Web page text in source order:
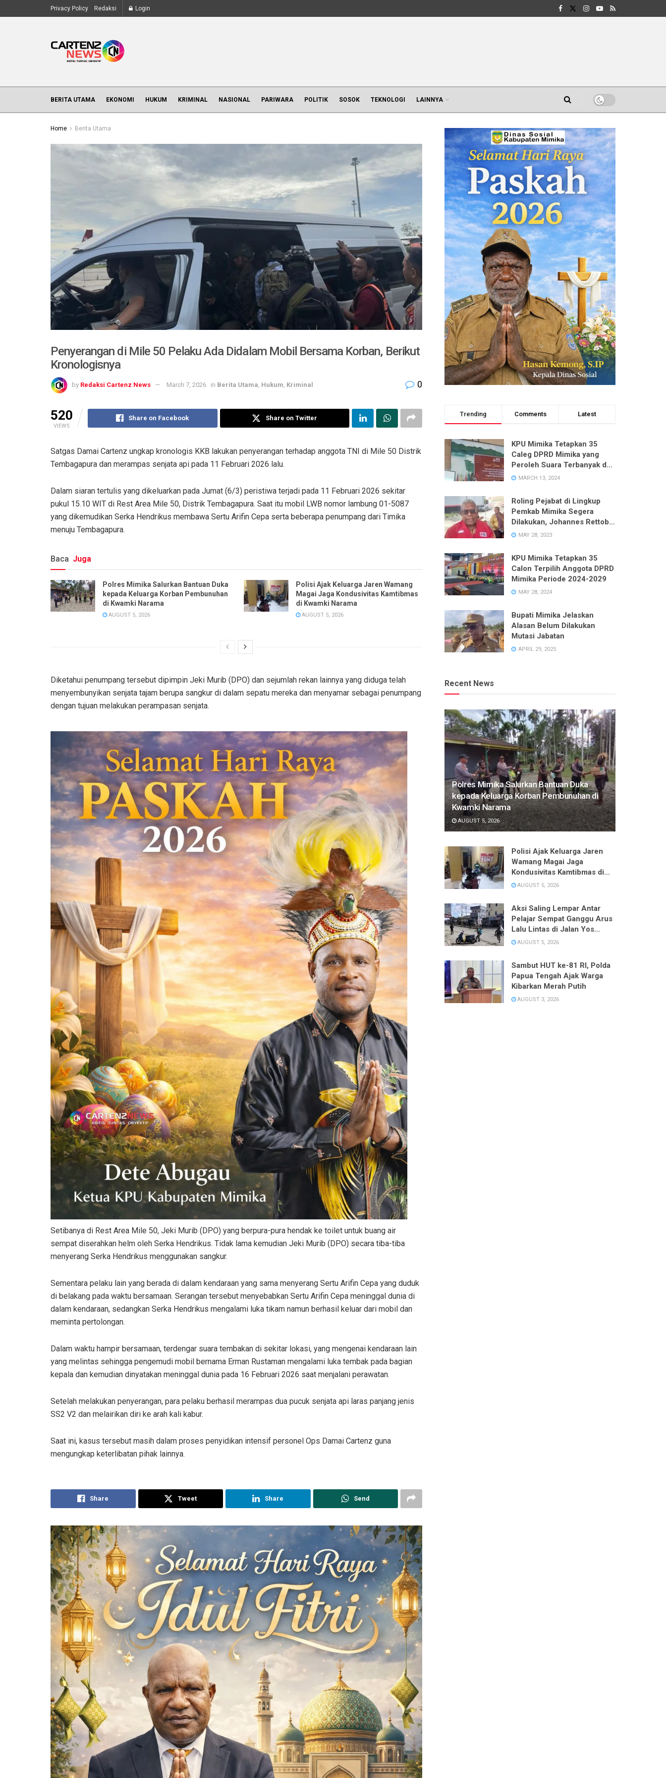
Privacy Policy Redaksi Login
BERITA UTAMA EKONOMI HUKUM KRIMINAL NASIONAL PARIWARA POLITIK SOSOK TEKNOLOGI LAINNYA
Home Berita Utama
Penyerangan di Mile 50 Pelaku Ada Didalam Mobil Bersama Korban, Berikut
Kronologisnya
by Redaksi Cartenz News March 7, 2026 in Berita Utama Hukum Kriminal 0
520
VIEWS
Share on Facebook Share on Twitter
Satgas Damai Cartenz ungkap kronologis KKB lakukan penyerangan terhadap anggota TNI di Mile 50 Distrik
Tembagapura dan merampas senjata api pada 11 Februari 2026 lalu.
Dalam siaran tertulis yang dikeluarkan pada Jumat (6/3) peristiwa terjadi pada 11 Februari 2026 sekitar
pukul 15.10 WIT di Rest Area Mile 50, Distrik Tembagapura. Saat itu mobil LWB nomor lambung 01-5087
yang dikemudikan Serka Hendrikus membawa Sertu Arifin Cepa serta beberapa penumpang dari Timika
menuju Tembagapura.
Baca Juga
Polres Mimika Salurkan Bantuan Duka
kepada Keluarga Korban Pembunuhan
di Kwamki Narama
AUGUST 5, 2026
Polisi Ajak Keluarga Jaren Wamang
Magai Jaga Kondusivitas Kamtibmas
di Kwamki Narama
AUGUST 5, 2026
Diketahui penumpang tersebut dipimpin Jeki Murib (DPO) dan sejumlah rekan lainnya yang diduga telah
menyembunyikan senjata tajam berupa sangkur di dalam sepatu mereka dan menyamar sebagai penumpang
dengan tujuan melakukan perampasan senjata.
Setibanya di Rest Area Mile 50, Jeki Murib (DPO) yang berpura-pura hendak ke toilet untuk buang air
sempat diserahkan helm oleh Serka Hendrikus. Tidak lama kemudian Jeki Murib (DPO) secara tiba-tiba
menyerang Serka Hendrikus menggunakan sangkur.
Sementara pelaku lain yang berada di dalam kendaraan yang sama menyerang Sertu Arifin Cepa yang duduk
di belakang pada waktu bersamaan. Serangan tersebut menyebabkan Sertu Arifin Cepa meninggal dunia di
dalam kendaraan, sedangkan Serka Hendrikus mengalami luka tikam namun berhasil keluar dari mobil dan
meminta pertolongan.
Dalam waktu hampir bersamaan, terdengar suara tembakan di sekitar lokasi, yang mengenai kendaraan lain
yang melintas sehingga pengemudi mobil bernama Erman Rustaman mengalami luka tembak pada bagian
kepala dan kemudian dinyatakan meninggal dunia pada 16 Februari 2026 saat menjalani perawatan.
Setelah melakukan penyerangan, para pelaku berhasil merampas dua pucuk senjata api laras panjang jenis
SS2 V2 dan melairikan diri ke arah kali kabur.
Saat ini, kasus tersebut masih dalam proses penyidikan intensif personel Ops Damai Cartenz guna
mengungkap keterlibatan pihak lainnya.
Share Tweet Share Send
Trending Comments Latest
KPU Mimika Tetapkan 35
Caleg DPRD Mimika yang
Peroleh Suara Terbanyak dari
Enam Dapil pada Pemilu 2024
MARCH 13, 2024
Roling Pejabat di Lingkup
Pemkab Mimika Segera
Dilakukan, Johannes Rettob
Pastikan Tidak Ada Unsur
MAY 28, 2023
KPU Mimika Tetapkan 35
Calon Terpilih Anggota DPRD
Mimika Periode 2024-2029
MAY 28, 2024
Bupati Mimika Jelaskan
Alasan Belum Dilakukan
Mutasi Jabatan
APRIL 29, 2025
Recent News
Polres Mimika Salurkan Bantuan Duka
kepada Keluarga Korban Pembunuhan di
Kwamki Narama
AUGUST 5, 2026
Polisi Ajak Keluarga Jaren
Wamang Magai Jaga
Kondusivitas Kamtibmas di
Kwamki Narama
AUGUST 5, 2026
Aksi Saling Lempar Antar
Pelajar Sempat Ganggu Arus
Lalu Lintas di Jalan Yos
Sudarso
AUGUST 5, 2026
Sambut HUT ke-81 RI, Polda
Papua Tengah Ajak Warga
Kibarkan Merah Putih
AUGUST 3, 2026